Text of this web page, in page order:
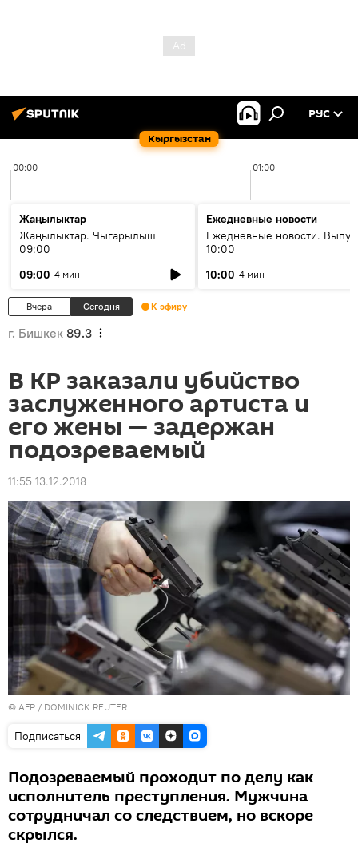
Кыргызстан
РУС
00:00 01:00
Жаңылыктар
Жаңылыктар. Чыгарылыш
09:00
09:00 4 мин
Ежедневные новости
Ежедневные новости.
10:00
10:00 4 мин
Вчера Сегодня К эфиру
г. Бишкек 89.3
В КР заказали убийство
заслуженного артиста и
его жены — задержан
подозреваемый
11:55 13.12.2018
© AFP / DOMINICK REUTER
Подписаться
Подозреваемый проходит по делу как
исполнитель преступления. Мужчина
сотрудничал со следствием, но вскоре
скрылся.